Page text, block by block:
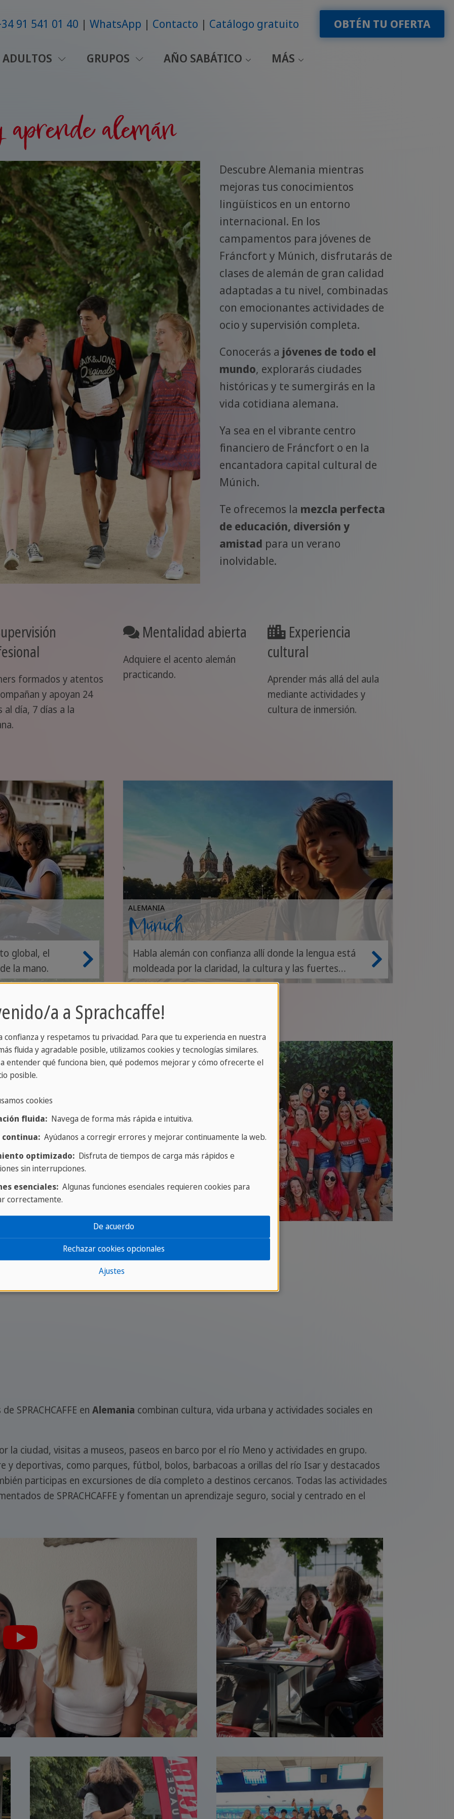
91 541 01 40 WhatsApp Contacto Catálogo gratuito OBTÉN TU OFERTA
ADULTOS GRUPOS AÑO SABÁTICO MÁS
alemán
Descubre Alemania mientras
mejoras tus conocimientos
lingüísticos en un entorno
internacional. En los
campamentos para jóvenes de
Fráncfort y Múnich, disfrutarás de
clases de alemán de gran calidad
adaptadas a tu nivel, combinadas
con emocionantes actividades de
ocio y supervisión completa.
Conocerás a jóvenes de todo el
mundo, explorarás ciudades
históricas y te sumergirás en la
vida cotidiana alemana.
Ya sea en el vibrante centro
financiero de Fráncfort o en la
encantadora capital cultural de
Múnich.
Te ofrecemos la mezcla perfecta
de educación, diversión y
amistad para un verano
inolvidable.
formados y atentos
y apoyan 24
al día, 7 días a la
Mentalidad abierta
Adquiere el acento alemán
practicando.
Experiencia
cultural
Aprender más allá del aula
mediante actividades y
cultura de inmersión.
global, el
la mano.
ALEMANIA
Múnich
Habla alemán con confianza allí donde la lengua está
moldeada por la claridad, la cultura y las fuertes
tradiciones.
de SPRACHCAFFE
a los
personas de
del viaje recibes
los Teamers
asegurándose de
a, tienes morriña o
para ayudarte.
a quién dirigirse y
7.
cuidadosamente
y conoce muy bien el
SPRACHCAFFE en Alemania combinan cultura, vida urbana y actividades sociales en
la ciudad, visitas a museos, paseos en barco por el río Meno y actividades en grupo.
y deportivas, como parques, fútbol, bolos, barbacoas a orillas del río Isar y destacados
participas en excursiones de día completo a destinos cercanos. Todas las actividades
de SPRACHCAFFE y fomentan un aprendizaje seguro, social y centrado en el
a a Sprachcaffe!
confianza y respetamos tu privacidad. Para que tu experiencia en nuestra
fluida y agradable posible, utilizamos cookies y tecnologías similares.
a entender qué funciona bien, qué podemos mejorar y cómo ofrecerte el
posible.
cookies
fluida:Navega de forma más rápida e intuitiva.
continua:Ayúdanos a corregir errores y mejorar continuamente la web.
optimizado:Disfruta de tiempos de carga más rápidos e
sin interrupciones.
esenciales:Algunas funciones esenciales requieren cookies para
correctamente.
Ajustes
Rechazar cookies opcionales
De acuerdo